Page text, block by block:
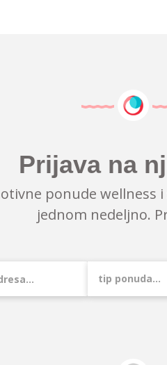
Prijava na
ponude wellness
jednom nedeljno.